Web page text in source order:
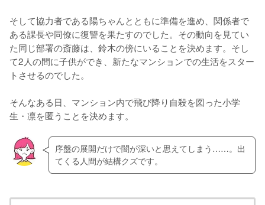
そして協力者である陽ちゃんとともに準備を進め、関係者で
ある課長や同僚に復讐を果たすのでした。その動向を見てい
た同じ部署の斎藤は、鈴木の傍にいることを決めます。そし
て2人の間に子供ができ、新たなマンションでの生活をスター
トさせるのでした。
そんなある日、マンション内で飛び降り自殺を図った小学
生・凛を匿うことを決めます。
序盤の展開だけで闇が深いと思えてしまう……。出
てくる人間が結構クズです。